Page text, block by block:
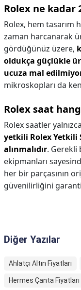
Rolex ne kadar
Rolex, hem tasarım
zaman harcanarak
gördüğünüz üzere,
oldukça güçlükle
ucuza mal
mikroskopları da
Rolex saat
Rolex saatler
yetkili Rolex Yetkili
alınmalıdır. Gerekli
ekipmanları
her bir parçasının
güvenilirliğini
Diğer Yazılar
Ahlatçı Altın Fiyatları
Hermes Çanta Fiyatları